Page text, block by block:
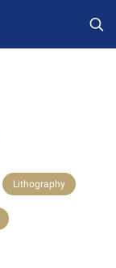
Lithography